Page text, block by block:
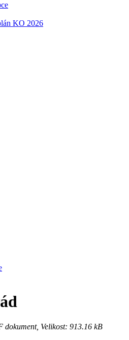
KO 2026
Velikost: 913.16 kB